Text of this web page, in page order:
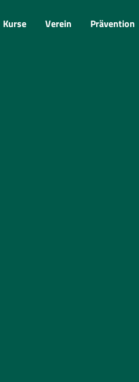
Kurse Verein Prävention